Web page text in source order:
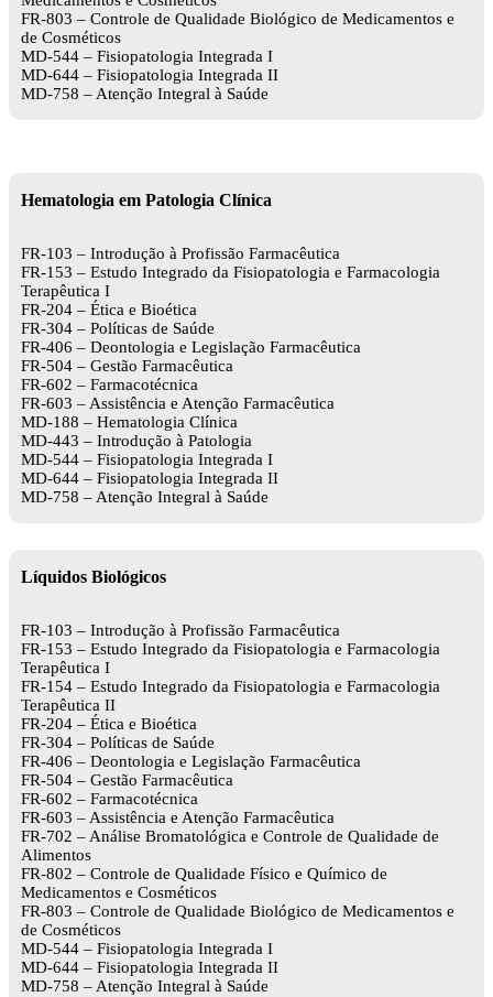
FR-803 – Controle de Qualidade Biológico de Medicamentos e
de Cosméticos
MD-544 – Fisiopatologia Integrada I
MD-644 – Fisiopatologia Integrada II
MD-758 – Atenção Integral à Saúde
Hematologia em Patologia Clínica
FR-103 – Introdução à Profissão Farmacêutica
FR-153 – Estudo Integrado da Fisiopatologia e Farmacologia
Terapêutica I
FR-204 – Ética e Bioética
FR-304 – Políticas de Saúde
FR-406 – Deontologia e Legislação Farmacêutica
FR-504 – Gestão Farmacêutica
FR-602 – Farmacotécnica
FR-603 – Assistência e Atenção Farmacêutica
MD-188 – Hematologia Clínica
MD-443 – Introdução à Patologia
MD-544 – Fisiopatologia Integrada I
MD-644 – Fisiopatologia Integrada II
MD-758 – Atenção Integral à Saúde
Líquidos Biológicos
FR-103 – Introdução à Profissão Farmacêutica
FR-153 – Estudo Integrado da Fisiopatologia e Farmacologia
Terapêutica I
FR-154 – Estudo Integrado da Fisiopatologia e Farmacologia
Terapêutica II
FR-204 – Ética e Bioética
FR-304 – Políticas de Saúde
FR-406 – Deontologia e Legislação Farmacêutica
FR-504 – Gestão Farmacêutica
FR-602 – Farmacotécnica
FR-603 – Assistência e Atenção Farmacêutica
FR-702 – Análise Bromatológica e Controle de Qualidade de
Alimentos
FR-802 – Controle de Qualidade Físico e Químico de
Medicamentos e Cosméticos
FR-803 – Controle de Qualidade Biológico de Medicamentos e
de Cosméticos
MD-544 – Fisiopatologia Integrada I
MD-644 – Fisiopatologia Integrada II
MD-758 – Atenção Integral à Saúde